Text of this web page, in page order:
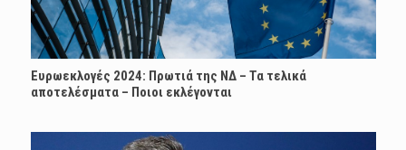
Ευρωεκλογές 2024: Πρωτιά της ΝΔ – Τα τελικά
αποτελέσματα – Ποιοι εκλέγονται